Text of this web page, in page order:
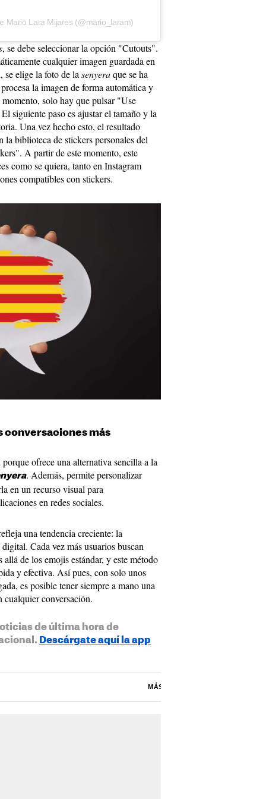
Mario Lara Mijares (@mario_laram)
, se debe seleccionar la opción "Cutouts".
cualquier imagen guardada en
elige la foto de lasenyeraque se ha
la imagen de forma automática y
solo hay que pulsar "Use
siguiente paso es ajustar el tamaño y la
Una vez hecho esto, el resultado
la biblioteca de stickers personales del
A partir de este momento, este
como se quiera, tanto en Instagram
compatibles con stickers.
conversaciones más
ofrece una alternativa sencilla a la
. Además, permite personalizar
en un recurso visual para
en redes sociales.
una tendencia creciente: la
Cada vez más usuarios buscan
allá de los emojis estándar, y este método
y efectiva. Así pues, con solo unos
es posible tener siempre a mano una
conversación.
de última hora de
Descárgate aquí la app
MÁS